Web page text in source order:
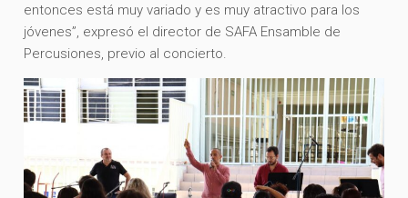
entonces está muy variado y es muy atractivo para los
jóvenes”, expresó el director de SAFA Ensamble de
Percusiones, previo al concierto.